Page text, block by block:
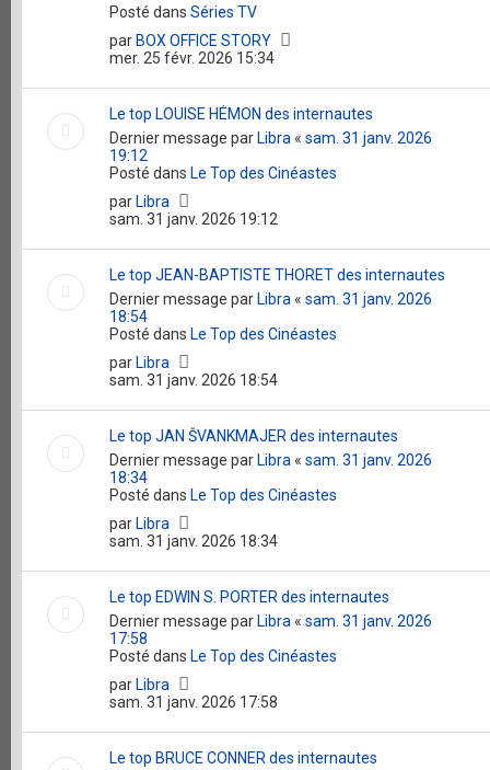
Posté dans Séries TV
par BOX OFFICE STORY
mer. 25 févr. 2026 15:34
Le top LOUISE HÉMON des internautes
Dernier message par Libra « sam. 31 janv. 2026
19:12
Posté dans Le Top des Cinéastes
par Libra
sam. 31 janv. 2026 19:12
Le top JEAN-BAPTISTE THORET des internautes
Dernier message par Libra « sam. 31 janv. 2026
18:54
Posté dans Le Top des Cinéastes
par Libra
sam. 31 janv. 2026 18:54
Le top JAN ŠVANKMAJER des internautes
Dernier message par Libra « sam. 31 janv. 2026
18:34
Posté dans Le Top des Cinéastes
par Libra
sam. 31 janv. 2026 18:34
Le top EDWIN S. PORTER des internautes
Dernier message par Libra « sam. 31 janv. 2026
17:58
Posté dans Le Top des Cinéastes
par Libra
sam. 31 janv. 2026 17:58
Le top BRUCE CONNER des internautes